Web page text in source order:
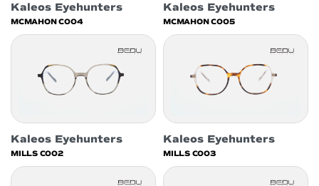
Kaleos Eyehunters
MCMAHON C004
Kaleos Eyehunters
MCMAHON C005
Kaleos Eyehunters
MILLS C002
Kaleos Eyehunters
MILLS C003